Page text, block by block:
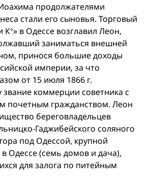
продолжателями
стали его сыновья. Торговый
в Одессе возглавил Леон,
заниматься внешней
принося большие доходы
империи, за что
от 15 июля 1866 г.
коммерции советника с
почетным гражданством. Леон
береговладельцев
Гаджибейского соляного
под Одессой, крупной
Одессе (семь домов и дача),
для залога по питейным